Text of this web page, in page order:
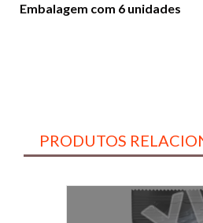
Embalagem com 6 unidades
PRODUTOS